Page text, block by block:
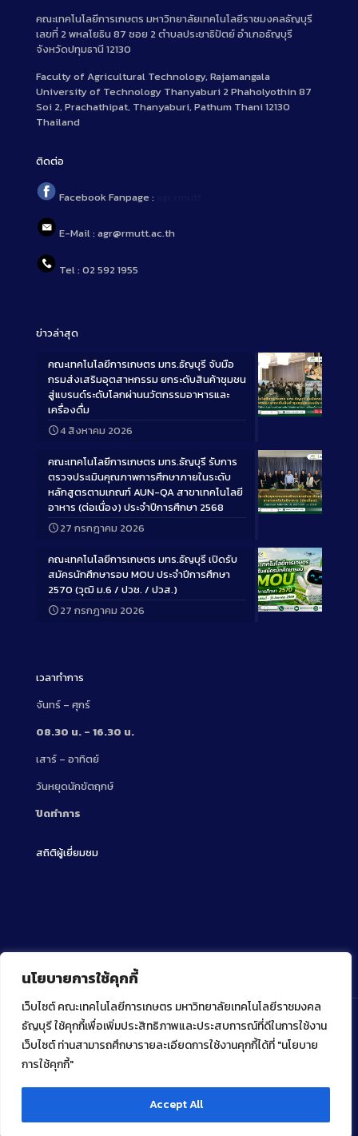
นโยบายการใช้คุกกี้
เว็บไซต์ คณะเทคโนโลยีการเกษตร มหาวิทยาลัยเทคโนโลยีราชมงคล
ธัญบุรี ใช้คุกกี้เพื่อเพิ่มประสิทธิภาพและประสบการณ์ที่ดีในการใช้งาน
เว็บไซต์ ท่านสามารถศึกษารายละเอียดการใช้งานคุกกี้ได้ที่ "นโยบาย
การใช้คุกกี้"
Accept All
คณะเทคโนโลยีการเกษตร มหาวิทยาลัยเทคโนโลยีราชมงคลธัญบุรี
เลขที่ 2 พหลโยธิน 87 ซอย 2 ตำบลประชาธิปัตย์ อำเภอธัญบุรี
จังหวัดปทุมธานี 12130
Faculty of Agricultural Technology, Rajamangala
University of Technology Thanyaburi 2 Phaholyothin 87
Soi 2, Prachathipat, Thanyaburi, Pathum Thani 12130
Thailand
ติดต่อ
Facebook Fanpage :
E-Mail : agr@rmutt.ac.th
Tel : 02 592 1955
ข่าวล่าสุด
Long
คณะเทคโนโลยีการเกษตร มทร.ธัญบุรี จับมือ
กรมส่งเสริมอุตสาหกรรม ยกระดับสินค้าชุมชน
สู่แบรนด์ระดับโลกผ่านนวัตกรรมอาหารและ
เครื่องดื่ม
4 สิงหาคม 2026
Long
คณะเทคโนโลยีการเกษตร มทร.ธัญบุรี รับการ
ตรวจประเมินคุณภาพการศึกษาภายในระดับ
หลักสูตรตามเกณฑ์ AUN-QA สาขาเทคโนโลยี
อาหาร (ต่อเนื่อง) ประจำปีการศึกษา 2568
27 กรกฎาคม 2026
Long
คณะเทคโนโลยีการเกษตร มทร.ธัญบุรี เปิดรับ
สมัครนักศึกษารอบ MOU ประจำปีการศึกษา
2570 (วุฒิ ม.6 / ปวช. / ปวส.)
27 กรกฎาคม 2026
เวลาทำการ
จันทร์ – ศุกร์
08.30 น. – 16.30 น.
เสาร์ – อาทิตย์
วันหยุดนักขัตฤกษ์
ปิดทำการ
สถิติผู้เยี่ยมชม
Copyright ⓒ 2022 คณะเทคโนโลยีการเกษตร มหาวิทยาลัย